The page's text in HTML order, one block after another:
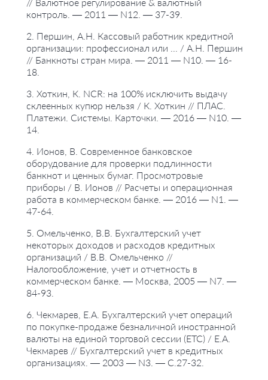
контроль. — 2011 — N12. — 37-39.
2. Першин, А.Н. Кассовый работник кредитной
организации: профессионал или ... / А.Н. Першин
// Банкноты стран мира. — 2011 — N10. — 16-
18.
3. Хоткин, К. NCR: на 100% исключить выдачу
склеенных купюр нельзя / К. Хоткин // ПЛАС.
Платежи. Системы. Карточки. — 2016 — N10. —
14.
4. Ионов, В. Современное банковское
оборудование для проверки подлинности
банкнот и ценных бумаг. Просмотровые
приборы / В. Ионов // Расчеты и операционная
работа в коммерческом банке. — 2016 — N1. —
47-64.
5. Омельченко, В.В. Бухгалтерский учет
некоторых доходов и расходов кредитных
организаций / В.В. Омельченко //
Налогообложение, учет и отчетность в
коммерческом банке. — Москва, 2005 — N7. —
84-93.
6. Чекмарев, Е.А. Бухгалтерский учет операций
по покупке-продаже безналичной иностранной
валюты на единой торговой сессии (ЕТС) / Е.А.
Чекмарев // Бухгалтерский учет в кредитных
организациях. — 2003 — N3. — С.27-32.